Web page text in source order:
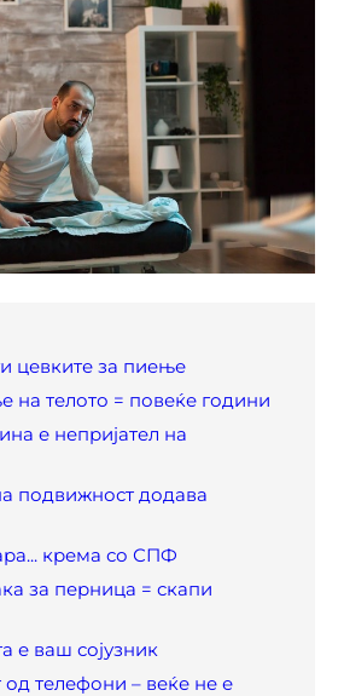
цевките за пиење
телото = повеќе години
е непријател на
подвижност додава
крема со СПФ
за перница = скапи
е ваш сојузник
од телефони – веќе не е